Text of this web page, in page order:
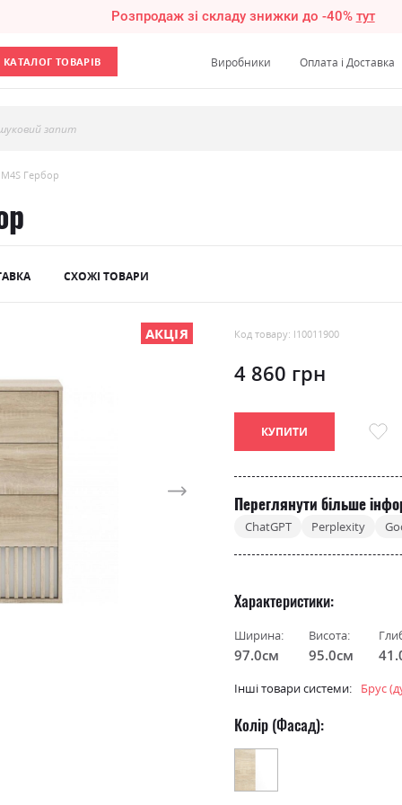
Розпродаж зі складу знижки до -40% тут
КАТАЛОГ ТОВАРІВ Виробники Оплата і Доставка
запит
Гербор
СХОЖІ ТОВАРИ
АКЦІЯ Код товару: l10011900
4 860 грн
КУПИТИ
Переглянути більше
ChatGPT Perplexity
Характеристики
Ширина:
97.0см
Висота:
95.0см
Інші товари системи: Брус
Колір (Фасад):